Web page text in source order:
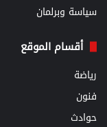
سياسة وبرلمان
أقسام الموقع
رياضة
فنون
حوادث